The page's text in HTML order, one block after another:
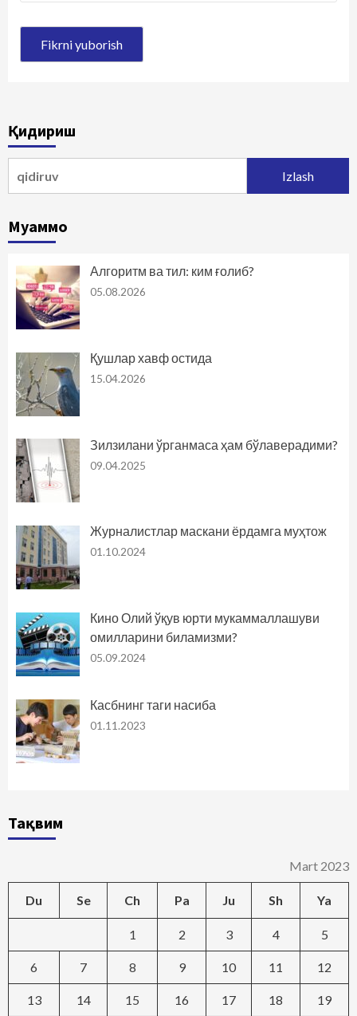
Қидириш
Муаммо
Алгоритм ва тил: ким ғолиб?
05.08.2026
Қушлар хавф остида
15.04.2026
Зилзилани ўрганмаса ҳам бўлаверадими?
09.04.2025
Журналистлар маскани ёрдамга муҳтож
01.10.2024
Кино Олий ўқув юрти мукаммаллашуви
омилларини биламизми?
05.09.2024
Касбнинг таги насиба
01.11.2023
Тақвим
Mart 2023
Du Se Ch Pa Ju Sh Ya
1 2 3 4 5
6 7 8 9 10 11 12
13 14 15 16 17 18 19